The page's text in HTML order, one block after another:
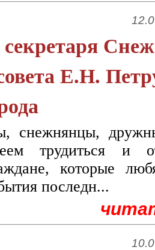
Е.Н.
снежнянцы,
трудиться и
которые
последн...